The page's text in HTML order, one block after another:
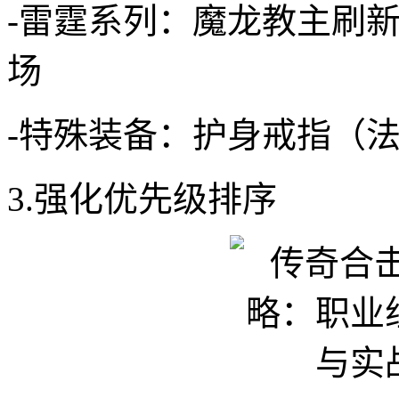
-雷霆系列：魔龙教主刷
场
-特殊装备：护身戒指（
3.强化优先级排序